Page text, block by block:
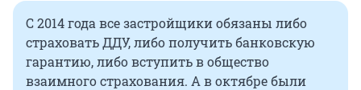
С 2014 года все застройщики обязаны либо
страховать ДДУ, либо получить банковскую
гарантию, либо вступить в общество
взаимного страхования. А в октябре были